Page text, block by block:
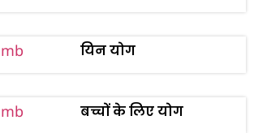
यिन योग
बच्चों के लिए योग